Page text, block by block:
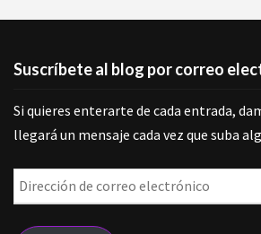
Suscríbete al blog por correo
Si quieres enterarte de cada entrada,
llegará un mensaje cada vez que suba
Dirección
de
correo